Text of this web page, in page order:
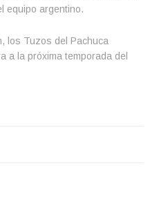
equipo argentino.
los Tuzos del Pachuca
a la próxima temporada del